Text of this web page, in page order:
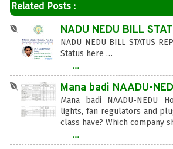
Related Posts :
NADU NEDU BILL
NADU NEDU BILL STATUS
Status here …
...
Mana badi NAADU-
Mana badi NAADU-NEDU
lights, fan regulators and
class have? Which company
...